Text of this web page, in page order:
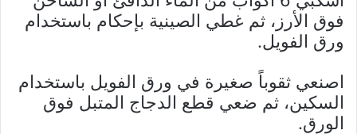
فوق الأرز، ثم غطي الصينية بإحكام باستخدام
ورق الفويل.
اصنعي ثقوباً صغيرة في ورق الفويل باستخدام
السكين، ثم ضعي قطع الدجاج المتبل فوق
الورق.